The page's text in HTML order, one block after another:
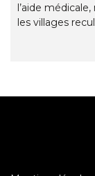
l’aide
les villages